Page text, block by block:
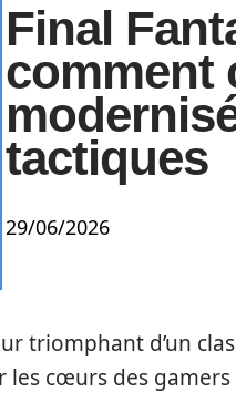
Final
comment
tactiques
29/06/2026
triomphant d’un
les cœurs des gamers